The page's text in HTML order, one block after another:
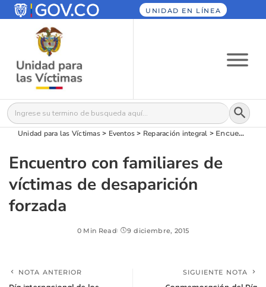
UNIDAD EN LÍNEA
Buscar: Botón
Unidad para las Víctimas> Eventos > Reparación integral > Encuentro con familiares de víctimas de desaparición forzada
Encuentro con familiares de
víctimas de desaparición
forzada
0 Min Read 9 diciembre, 2015
NOTA ANTERIOR SIGUIENTE NOTA